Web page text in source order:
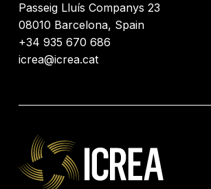
Passeig Lluís Companys 23
08010 Barcelona, Spain
+34 935 670 686
icrea@icrea.cat